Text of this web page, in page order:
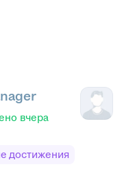
вчера
достижения